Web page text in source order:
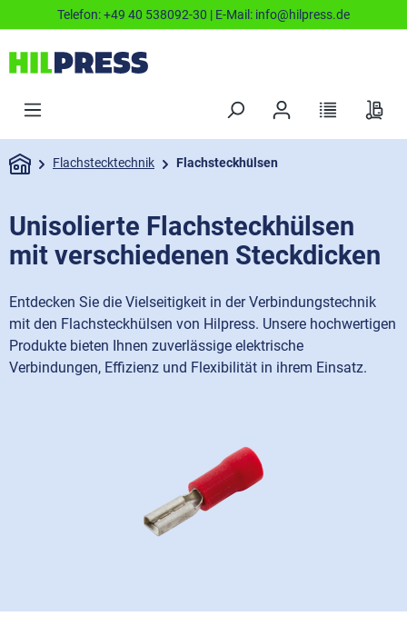
Telefon:+49 40 538092-30 | E-Mail: info@hilpress.de
Flachstecktechnik Flachsteckhülsen
Unisolierte Flachsteckhülsen
mit verschiedenen Steckdicken
Entdecken Sie die Vielseitigkeit in der Verbindungstechnik
mit den Flachsteckhülsen von Hilpress. Unsere hochwertigen
Produkte bieten Ihnen zuverlässige elektrische
Verbindungen, Effizienz und Flexibilität in ihrem Einsatz.